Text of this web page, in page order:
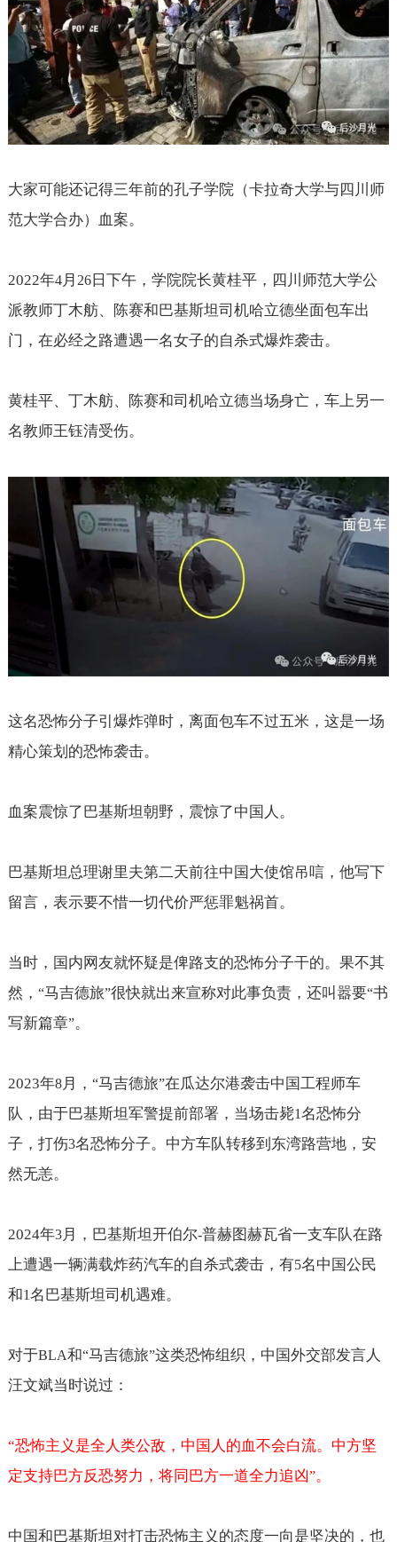
大家可能还记得三年前的孔子学院（卡拉奇大学与四川师
范大学合办）血案。
2022年4月 26日下午，学院院长黄桂平，四川师范大学公
派教师丁木舫、陈赛和巴基斯坦司机哈立德坐面包车出
门，在必经之路遭遇一名女子的自杀式爆炸袭击。
黄桂平、丁木舫、陈赛和司机哈立德当场身亡，车上另一
名教师王钰清受伤。
这名恐怖分子引爆炸弹时，离面包车不过五米，这是一场
精心策划的恐怖袭击。
血案震惊了巴基斯坦朝野，震惊了中国人。
巴基斯坦总理谢里夫第二天前往中国大使馆吊唁，他写下
留言，表示要不惜一切代价严惩罪魁祸首。
当时，国内网友就怀疑是俾路支的恐怖分子干的。果不其
然， “马吉德旅”很快就出来宣称对此事负责，还叫嚣要“书
写新篇章”。
2023年8月， “马吉德旅”在瓜达尔港袭击中国工程师车
队，由于巴基斯坦军警提前部署，当场击毙1名恐怖分
子，打伤3名恐怖分子。中方车队转移到东湾路营地，安
然无恙。
2024年3月，巴基斯坦开伯尔-普赫图赫瓦省一支车队在路
上遭遇一辆满载炸药汽车的自杀式袭击，有5名中国公民
和1名巴基斯坦司机遇难。
对于BLA和“马吉德旅”这类恐怖组织，中国外交部发言人
汪文斌当时说过：
“恐怖主义是全人类公敌，中国人的血不会白流。中方坚
定支持巴方反恐努力，将同巴方一道全力追凶”。
中国和巴基斯坦对打击恐怖主义的态度一向是坚决的，也